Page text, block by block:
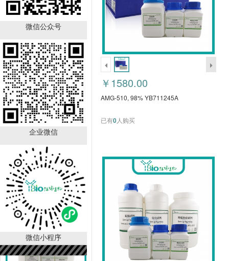
微信公众号
企业微信
微信小程序
8-methyl Nonanoic Acid,
98% YB712620N
￥900.00
已有
人购买
结晶紫九水合物, 97%
YB769371C
￥146.00
已有0人购买
￥1580.00
AMG-510, 98% YB711245A
已有0人购买